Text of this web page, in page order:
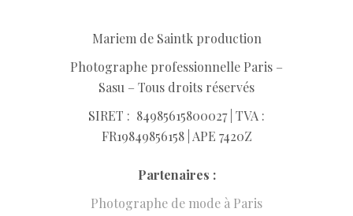
Mariem de Saintk production
Photographe professionnelle Paris –
Sasu – Tous droits réservés
SIRET : 84985615800027 | TVA :
FR19849856158 | APE 7420Z
Partenaires :
Photographe de mode à Paris